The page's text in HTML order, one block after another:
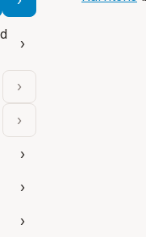
Unterpunkte
›
›
Unterpunkte
›
Unterpunkte
›
›
›